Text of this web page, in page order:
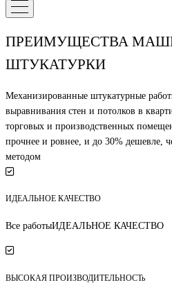
ПРЕИМУЩЕСТВА
ШТУКАТУРКИ
Механизированные штукатурные
выравнивания стен и потолков в
торговых и производственных
прочнее и ровнее, и до 30% дешевле,
методом
ИДЕАЛЬНОЕ КАЧЕСТВО
Все работыИДЕАЛЬНОЕ КАЧЕСТВО
ВЫСОКАЯ ПРОИЗВОДИТЕЛЬНОСТь